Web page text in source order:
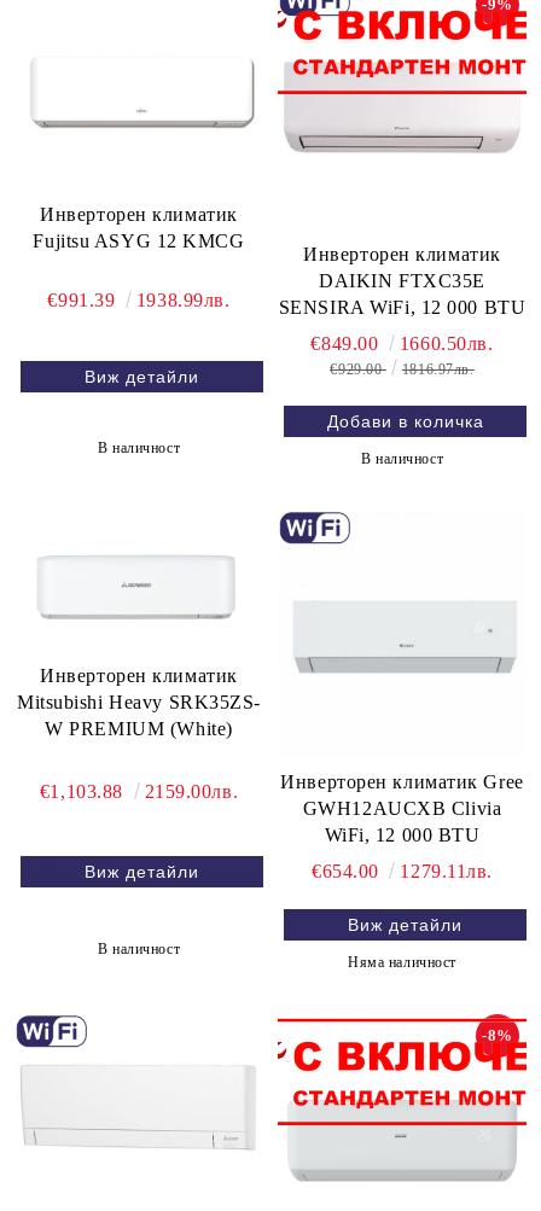
Инверторен климатик
Fujitsu ASYG 12 KMCG
€991.39 1938.99лв.
Виж детайли
В наличност
Инверторен климатик
DAIKIN FTXC35E
SENSIRA WiFi, 12 000 BTU
-9%
€849.00 1660.50лв.
€929.00 1816.97лв.
В наличност
Инверторен климатик
Mitsubishi Heavy SRK35ZS-
W PREMIUM (White)
€1,103.88 2159.00лв.
Виж детайли
В наличност
Инверторен климатик Gree
GWH12AUCXB Clivia
WiFi, 12 000 BTU
€654.00
1279.11лв.
Виж детайли
Няма наличност
-8%